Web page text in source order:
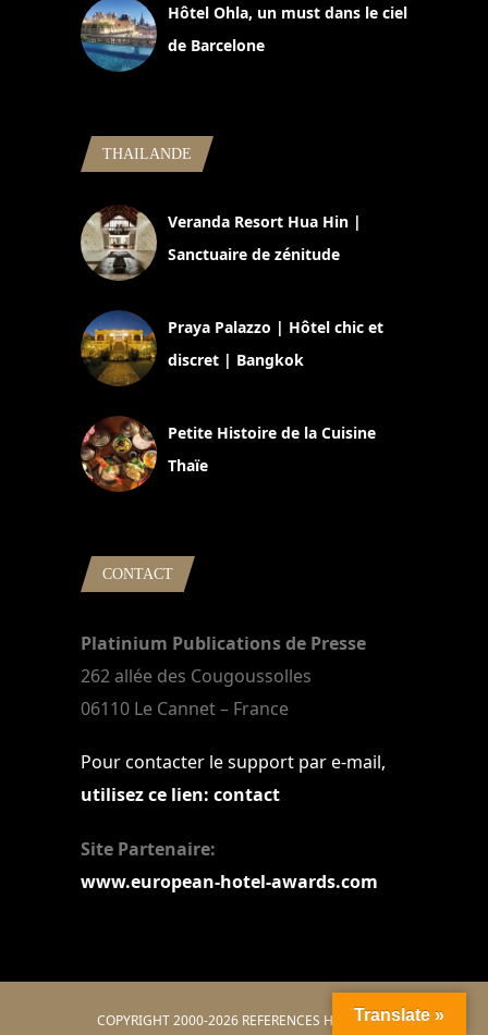
Hôtel Ohla, un must dans le ciel
de Barcelone
THAILANDE
Veranda Resort Hua Hin |
Sanctuaire de zénitude
Praya Palazzo | Hôtel chic et
discret | Bangkok
Petite Histoire de la Cuisine
Thaïe
CONTACT
Platinium Publications de Presse
262 allée des Cougoussolles
06110 Le Cannet – France
Pour contacter le support par e-mail,
utilisez ce lien: contact
Site Partenaire:
www.european-hotel-awards.com
COPYRIGHT 2000-2026 REFERENCES HOTELIERSTranslate »